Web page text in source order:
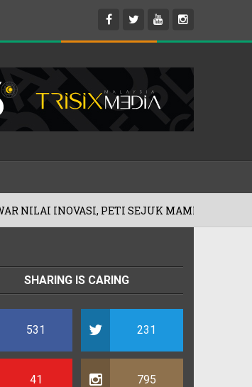
MAMPU MILIK BERMULA RM599!
SHARING IS CARING
531 231
41 795